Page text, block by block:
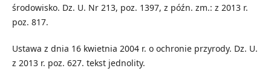
środowisko. Dz. U. Nr 213, poz. 1397, z późn. zm.: z 2013 r.
poz. 817.
Ustawa z dnia 16 kwietnia 2004 r. o ochronie przyrody. Dz. U.
z 2013 r. poz. 627. tekst jednolity.